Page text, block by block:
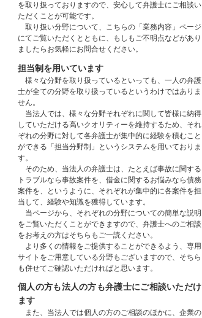
を取り扱っておりますので、安心して弁護士にご相談い
ただくことが可能です。
取り扱い分野について、こちらの「業務内容」ページ
にてご覧いただくとともに、もしもご不明点などがあり
ましたらお気軽にお問合せください。
担当制を用いています
様々な分野を取り扱っているといっても、一人の弁護
士が全ての分野を取り扱っているというわけではありま
せん。
当法人では、様々な分野それぞれに関して皆様に納得
していただける高いクオリティーを維持するため、それ
ぞれの分野に対して各弁護士が集中的に経験を積むこと
ができる「担当分野制」というシステムを用いておりま
す。
そのため、当法人の弁護士は、たとえば事故に関する
トラブルなら事故案件を、借金に関するお悩みなら債務
案件を、というように、それぞれが集中的に各案件を担
当して、経験や知識を獲得しています。
当ページから、それぞれの分野についての簡単な説明
をご覧いただくことができますので、弁護士へのご相談
をお考えの方はそちらもご一読ください。
より多くの情報をご提供することができるよう、専用
サイトをご用意している分野もございますので、そちら
も併せてご確認いただければと思います。
個人の方も法人の方も弁護士にご相談いただけ
ます
また、当法人では個人の方のご相談のほかに、企業の